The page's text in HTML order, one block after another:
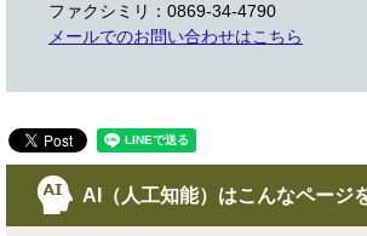
ファクシミリ：0869-34-4790
メールでのお問い合わせはこちら
AI（人工知能）はこんなページ